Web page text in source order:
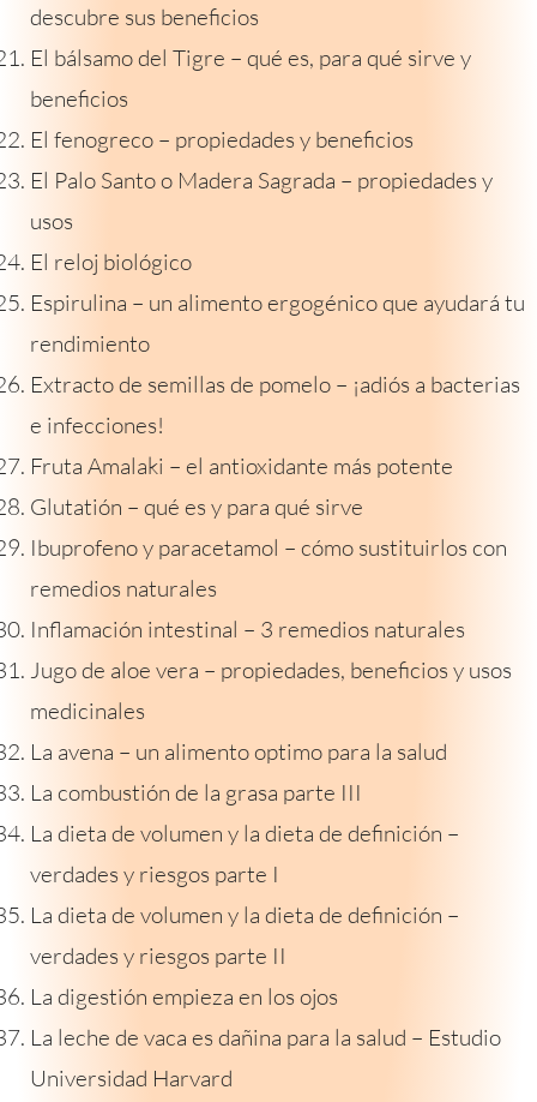
descubre sus beneficios
El bálsamo del Tigre – qué es, para qué sirve y
beneficios
El fenogreco – propiedades y beneficios
El Palo Santo o Madera Sagrada – propiedades y
usos
El reloj biológico
Espirulina – un alimento ergogénico que ayudará tu
rendimiento
Extracto de semillas de pomelo – ¡adiós a bacterias
e infecciones!
Fruta Amalaki – el antioxidante más potente
Glutatión – qué es y para qué sirve
Ibuprofeno y paracetamol – cómo sustituirlos con
remedios naturales
Inflamación intestinal – 3 remedios naturales
Jugo de aloe vera – propiedades, beneficios y usos
medicinales
La avena – un alimento optimo para la salud
La combustión de la grasa parte III
La dieta de volumen y la dieta de definición –
verdades y riesgos parte I
La dieta de volumen y la dieta de definición –
verdades y riesgos parte II
La digestión empieza en los ojos
La leche de vaca es dañina para la salud – Estudio
Universidad Harvard